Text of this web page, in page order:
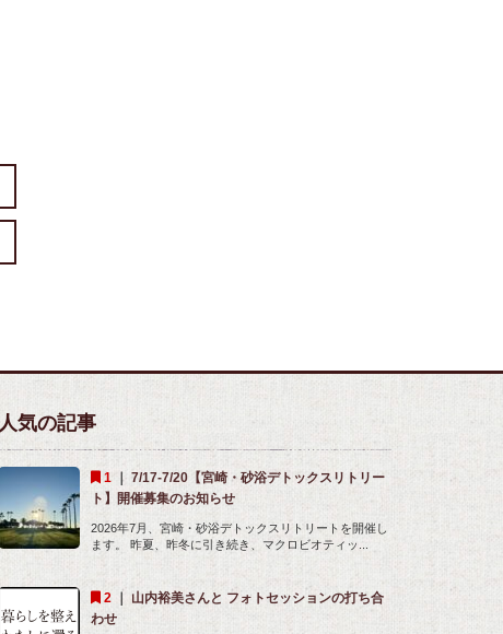
人気の記事
｜ 7/17-7/20【宮崎・砂浴デトックスリトリー
ト】開催募集のお知らせ
2026年7月、宮崎・砂浴デトックスリトリートを開催し
ます。 昨夏、昨冬に引き続き、マクロビオティッ...
山内裕美さんと フォトセッションの打ち合
わせ